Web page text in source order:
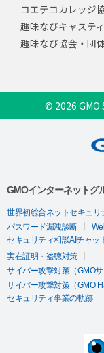
コエテコカレッジ
趣味なびキャステ
趣味なび協会・団
© 2026